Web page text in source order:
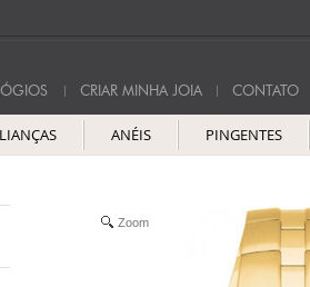
CRIAR MINHA JOIA CONTATO
ANÉIS PINGENTES
Zoom